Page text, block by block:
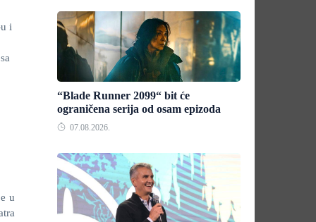
i
u
“Blade Runner 2099“ bit će
ograničena serija od osam epizoda
07.08.2026.